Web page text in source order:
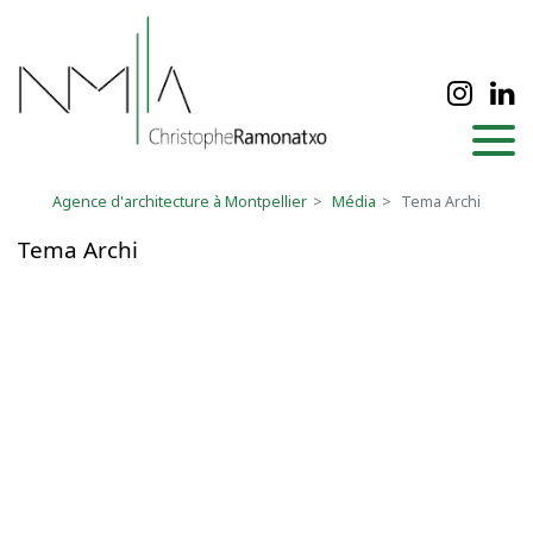
Agence d'architecture à Montpellier Média Tema Archi
Tema Archi
Panneau de gestion des cookies